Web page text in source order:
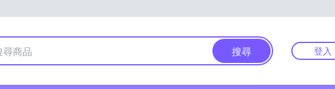
搜尋 登入